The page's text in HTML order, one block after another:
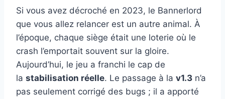
Si vous avez décroché en 2023, le Bannerlord
que vous allez relancer est un autre animal. À
l’époque, chaque siège était une loterie où le
crash l’emportait souvent sur la gloire.
Aujourd’hui, le jeu a franchi le cap de
la stabilisation réelle. Le passage à la v1.3 n’a
pas seulement corrigé des bugs ; il a apporté